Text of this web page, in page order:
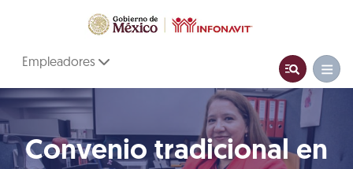
Empleadores
Convenio tradicional en